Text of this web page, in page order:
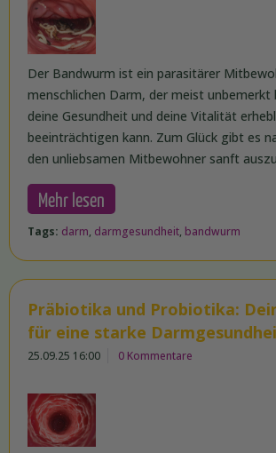
Der Bandwurm ist ein parasitärer
menschlichen Darm, der meist unbemerkt
deine Gesundheit und deine Vitalität
beeinträchtigen kann. Zum Glück gibt es
den unliebsamen Mitbewohner sanft
Mehr lesen
Tags: darm, darmgesundheit, bandwurm
Präbiotika und Probiotika:
für eine starke
25.09.25 16:00 0 Kommentare